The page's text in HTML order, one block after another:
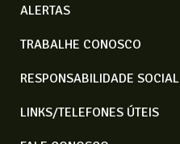
ALERTAS
TRABALHE CONOSCO
RESPONSABILIDADE SOCIAL
LINKS/TELEFONES ÚTEIS